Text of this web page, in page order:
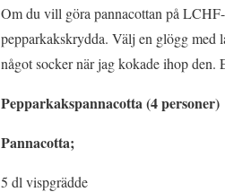
Om du vill göra pannacottan på
pepparkakskrydda. Välj en glögg med
något socker när jag kokade ihop den.
Pepparkakspannacotta (4 personer)
Pannacotta;
5 dl vispgrädde